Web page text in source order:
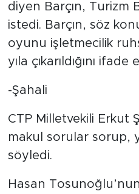
diyen Barçın, Turizm
istedi. Barçın, söz
oyunu işletmecilik
yıla çıkarıldığını ifade
-Şahali
CTP Milletvekili Erkut
makul sorular sorup,
söyledi.
Hasan